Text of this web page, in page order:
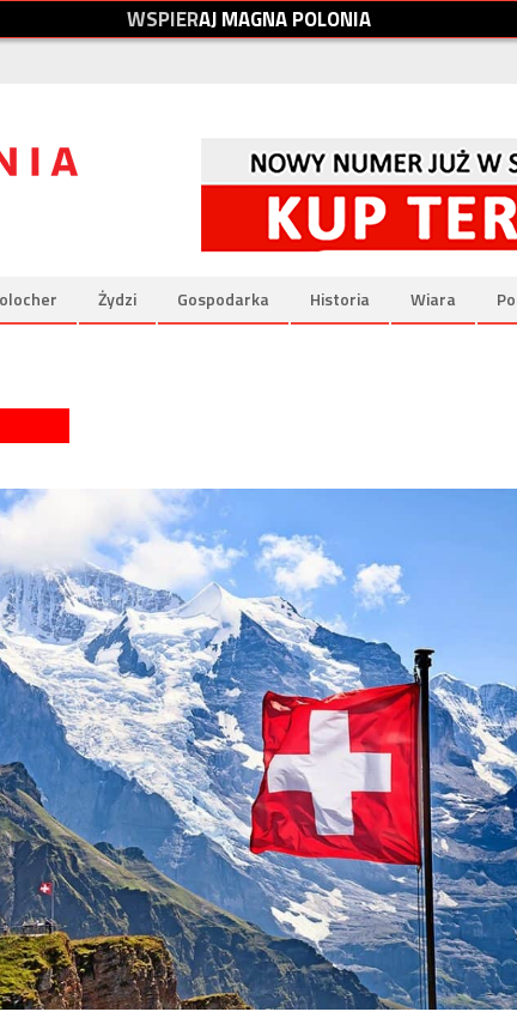
WSPIERAJMAGNAPOLONIA
Żydzi Gospodarka Historia Wiara